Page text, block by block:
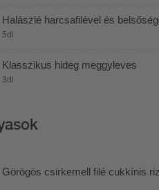
Halászlé harcsafilével és
5dl
Klasszikus hideg meggyleves
3dl
Görögös csirkemell filé cukkínis